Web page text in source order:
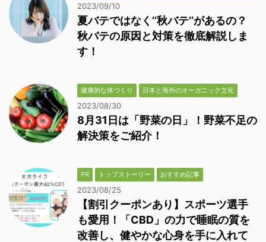
2023/09/10
夏バテではなく’’秋バテ’’があるの？
秋バテの原因と対策を徹底解説しま
す！
健康的な体づくり 日本と海外のオーガニック文化
2023/08/30
8月31日は「野菜の日」！野菜不足の
解決策をご紹介！
PR トップストーリー おすすめ記事
2023/08/25
【割引クーポンあり】スポーツ選手
も愛用！「CBD」の力で睡眠の質を
改善し、健やかな心身を手に入れて